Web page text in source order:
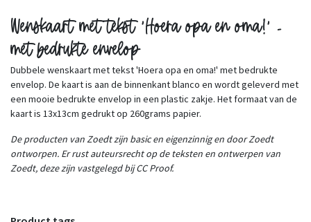
Wenskaart met tekst 'Hoera opa en oma!' -
met bedrukte envelop
Dubbele wenskaart met tekst 'Hoera opa en oma!' met bedrukte
envelop. De kaart is aan de binnenkant blanco en wordt geleverd met
een mooie bedrukte envelop in een plastic zakje. Het formaat van de
kaart is 13x13cm gedrukt op 260grams papier.
De producten van Zoedt zijn basic en eigenzinnig en door Zoedt
ontworpen. Er rust auteursrecht op de teksten en ontwerpen van
Zoedt, deze zijn vastgelegd bij CC Proof.